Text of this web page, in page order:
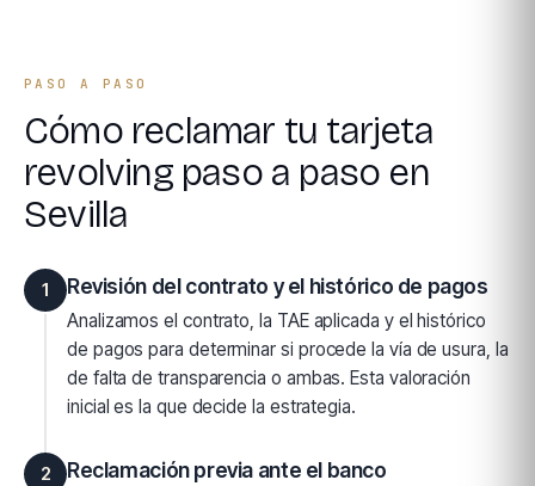
PASO A PASO
Cómo reclamar tu tarjeta
revolving paso a paso en
Sevilla
1 Revisión del contrato y el histórico de pagos
Analizamos el contrato, la TAE aplicada y el histórico
de pagos para determinar si procede la vía de usura, la
de falta de transparencia o ambas. Esta valoración
inicial es la que decide la estrategia.
2 Reclamación previa ante el banco